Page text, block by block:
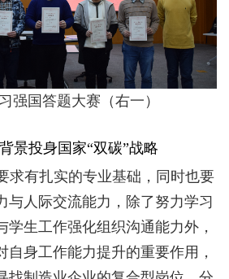
强国答题大赛（右一）
景投身国家“双碳”战略
求有扎实的专业基础，同时也要
与人际交流能力，除了努力学习
学生工作强化组织沟通能力外，
自身工作能力提升的重要作用，